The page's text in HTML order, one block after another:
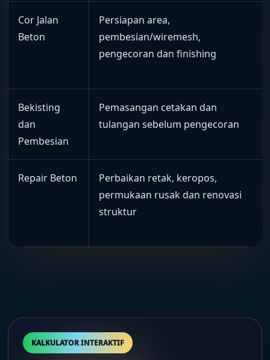
Cor Jalan
Beton
Persiapan area,
pembesian/wiremesh,
pengecoran dan finishing
Bekisting
dan
Pembesian
Pemasangan cetakan dan
tulangan sebelum pengecoran
Repair Beton
Perbaikan retak, keropos,
permukaan rusak dan renovasi
struktur
KALKULATOR INTERAKTIF